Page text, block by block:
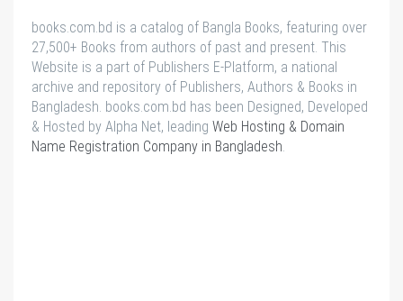
books.com.bd is a catalog of Bangla Books, featuring over
27,500+ Books from authors of past and present. This
Website is a part of Publishers E-Platform, a national
archive and repository of Publishers, Authors & Books in
Bangladesh. books.com.bd has been Designed, Developed
& Hosted by Alpha Net, leading Web Hosting & Domain
Name Registration Company in Bangladesh